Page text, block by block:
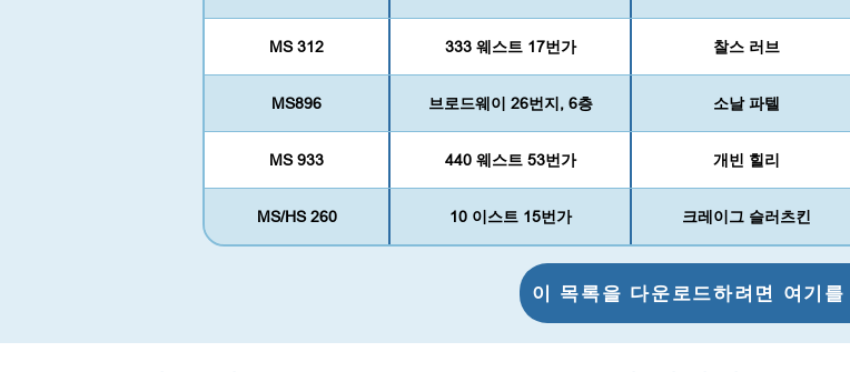
MS 312 333 웨스트 17번가 찰스 러브
MS896 브로드웨이 26번지, 6층 소날 파텔
MS 933 440 웨스트 53번가 개빈 힐리
MS/HS 260 10 이스트 15번가 크레이그 슬러츠킨
이 목록을 다운로드하려면 여기를